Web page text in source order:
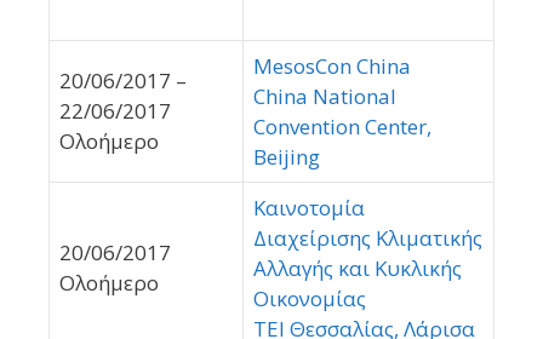
20/06/2017 –
22/06/2017
Ολοήμερο
MesosCon China
China National
Convention Center,
Beijing
20/06/2017
Ολοήμερο
Καινοτομία
Διαχείρισης Κλιματικής
Αλλαγής και Κυκλικής
Οικονομίας
ΤΕΙ Θεσσαλίας, Λάρισα